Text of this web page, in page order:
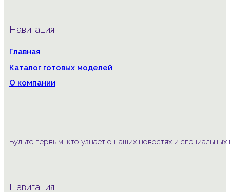
Навигация
Главная
Каталог готовых моделей
О компании
Будьте первым, кто узнает о наших новостях и
Навигация